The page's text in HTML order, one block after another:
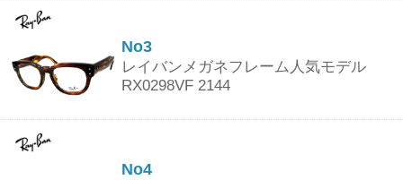
No3
レイバンメガネフレーム人気モデル
RX0298VF 2144
No4